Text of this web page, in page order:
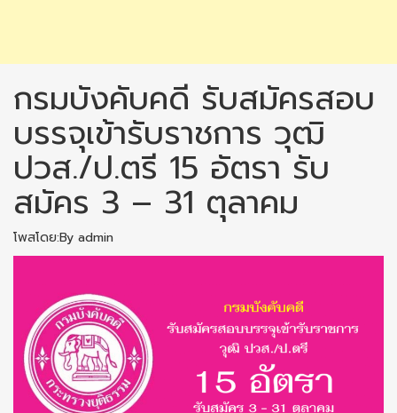
กรมบังคับคดี รับสมัครสอบ
บรรจุเข้ารับราชการ วุฒิ
ปวส./ป.ตรี 15 อัตรา รับ
สมัคร 3 – 31 ตุลาคม
โพสโดย:By admin